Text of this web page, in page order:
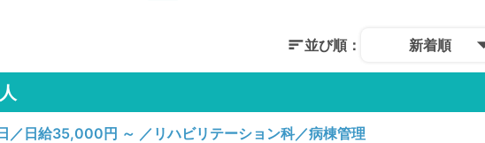
並び順： 新着順
／日給35,000円 ～ ／リハビリテーション科／病棟管理